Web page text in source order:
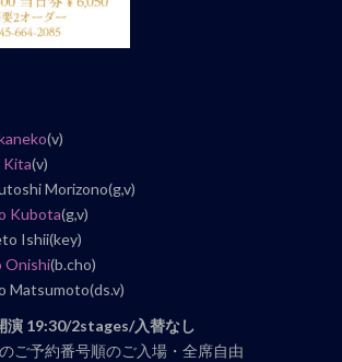
(v)
Kita(v)
Morizono(g,v)
Kubota(g,v)
Ishii(key)
Onishi(b.cho)
Matsumoto(ds.v)
演 19:30/2stages/入替なし
ご予約番号順のご入場・全席自由